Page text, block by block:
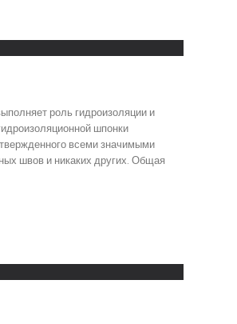
роль гидроизоляции и
шпонки
всеми значимыми
швов и никаких других. Общая